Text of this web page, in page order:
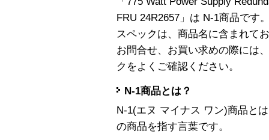
FRU 24R2657」は N-1商品です
スペックは、商品名に含まれて
お問合せ、お買い求めの際には
クをよくご確認ください。
N-1商品とは？
N-1(エヌ マイナス ワン)商品と
の商品を指す言葉です。